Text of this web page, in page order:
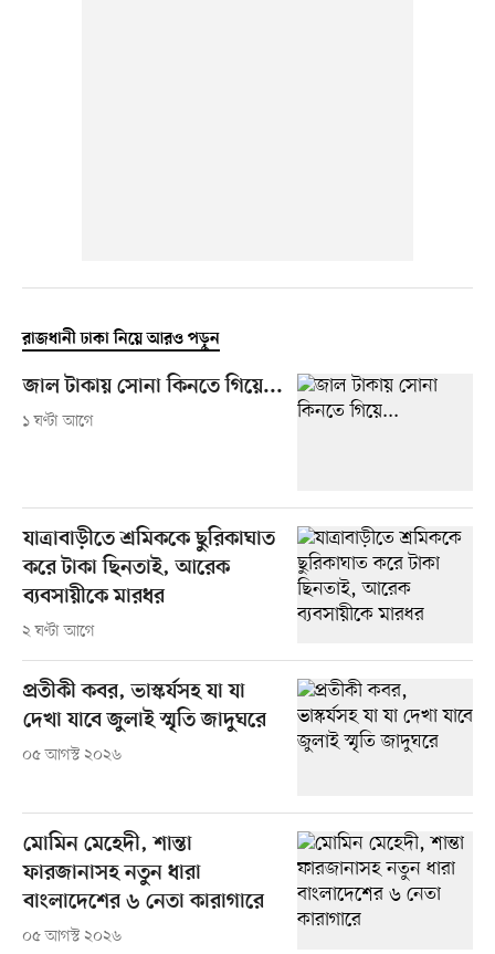
রাজধানী ঢাকা নিয়ে আরও পড়ুন
জাল টাকায় সোনা কিনতে গিয়ে...
১ ঘণ্টা আগে
যাত্রাবাড়ীতে শ্রমিককে ছুরিকাঘাত
করে টাকা ছিনতাই, আরেক
ব্যবসায়ীকে মারধর
২ ঘণ্টা আগে
প্রতীকী কবর, ভাস্কর্যসহ যা যা
দেখা যাবে জুলাই স্মৃতি জাদুঘরে
০৫ আগস্ট ২০২৬
মোমিন মেহেদী, শান্তা
ফারজানাসহ নতুন ধারা
বাংলাদেশের ৬ নেতা কারাগারে
০৫ আগস্ট ২০২৬